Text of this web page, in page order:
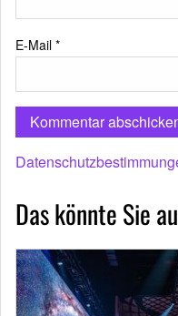
E-Mail *
Das könnte Sie